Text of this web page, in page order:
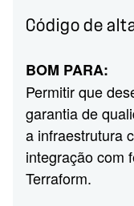
Código de
BOM PARA:
Permitir que
garantia de
a infraestrutura
integração com
Terraform.